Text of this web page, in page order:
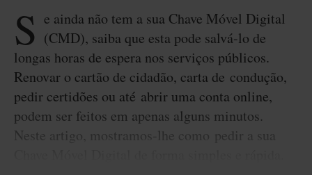
S e ainda não tem a sua Chave Móvel Digital
(CMD), saiba que esta pode salvá-lo de
longas horas de espera nos serviços públicos.
Renovar o cartão de cidadão, carta de condução,
pedir certidões ou até abrir uma conta online,
podem ser feitos em apenas alguns minutos.
Neste artigo, mostramos-lhe como pedir a sua